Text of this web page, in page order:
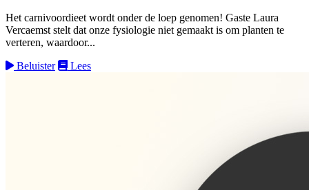
Het carnivoordieet wordt onder de loep genomen! Gaste Laura
Vercaemst stelt dat onze fysiologie niet gemaakt is om planten te
verteren, waardoor...
Beluister
Lees